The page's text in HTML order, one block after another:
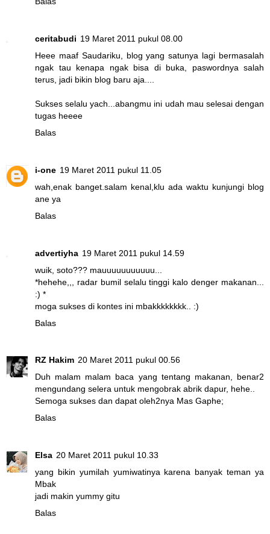
ceritabudi 19 Maret 2011 pukul 08.00
Heee maaf Saudariku, blog yang satunya lagi bermasalah
ngak tau kenapa ngak bisa di buka, paswordnya salah
terus, jadi bikin blog baru aja....
Sukses selalu yach...abangmu ini udah mau selesai dengan
tugas heeee
Balas
i-one 19 Maret 2011 pukul 11.05
wah,enak banget.salam kenal,klu ada waktu kunjungi blog
ane ya
Balas
advertiyha 19 Maret 2011 pukul 14.59
wuik, soto??? mauuuuuuuuuuu...
*hehehe,,, radar bumil selalu tinggi kalo denger makanan...
:) *
moga sukses di kontes ini mbakkkkkkkk.. :)
Balas
RZ Hakim 20 Maret 2011 pukul 00.56
Duh malam malam baca yang tentang makanan, benar2
mengundang selera untuk mengobrak abrik dapur, hehe..
Semoga sukses dan dapat oleh2nya Mas Gaphe;
Balas
Elsa 20 Maret 2011 pukul 10.33
yang bikin yumilah yumiwatinya karena banyak teman ya
Mbak
jadi makin yummy gitu
Balas